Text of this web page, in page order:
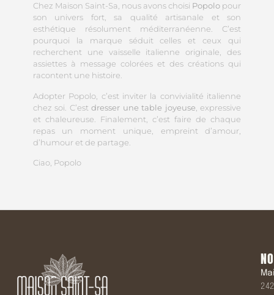
Chez Maison Saint-Sa, nous avons choisi Popolo pour
son univers fort, sa qualité artisanale et son
esthétique résolument méditerranéenne. C’est
pourquoi la marque séduit celles et ceux qui
recherchent une vaisselle italienne originale, des
assiettes à message colorées et des créations qui
racontent une histoire.
Adopter Popolo, c’est inviter la convivialité italienne
chez soi. C’estdresser une table joyeuse , expressive
et chaleureuse. Finalement, c’est faire de chaque
repas un moment unique, empreint d’amour,
d’humour et de partage.
Ciao, Popolo